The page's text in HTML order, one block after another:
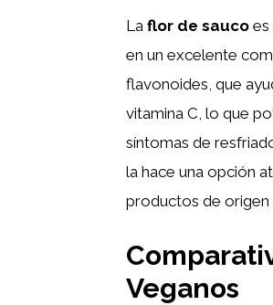
La flor de sauco es
en un excelente
flavonoides, que
vitamina C, lo que
síntomas de
la hace una opción
productos de origen
Veganos